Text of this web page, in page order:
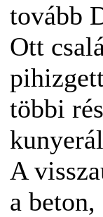
tovább
Ott
többi
A
a